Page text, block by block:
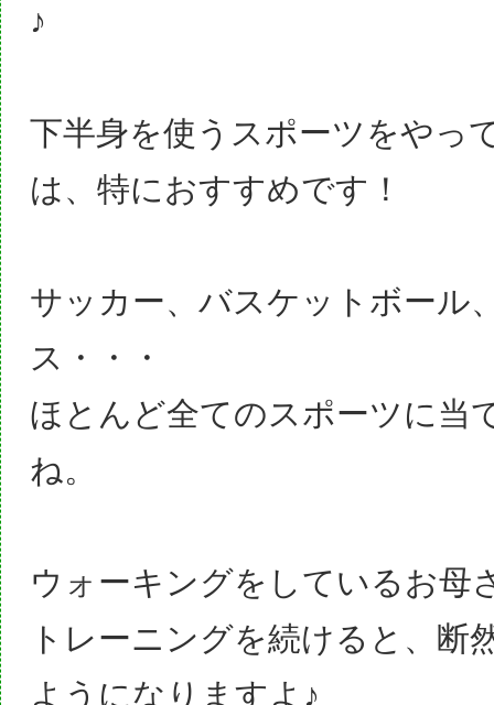
♪
下半身を使うスポーツをやっ
は、特におすすめです！
サッカー、バスケットボール
ス・・・
ほとんど全てのスポーツに当
ね。
ウォーキングをしているお母
トレーニングを続けると、断
ようになりますよ♪